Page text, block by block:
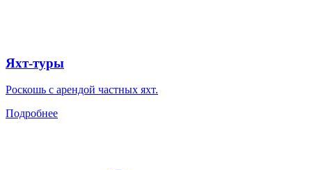
Яхт-туры
Роскошь с арендой частных яхт.
Подробнее